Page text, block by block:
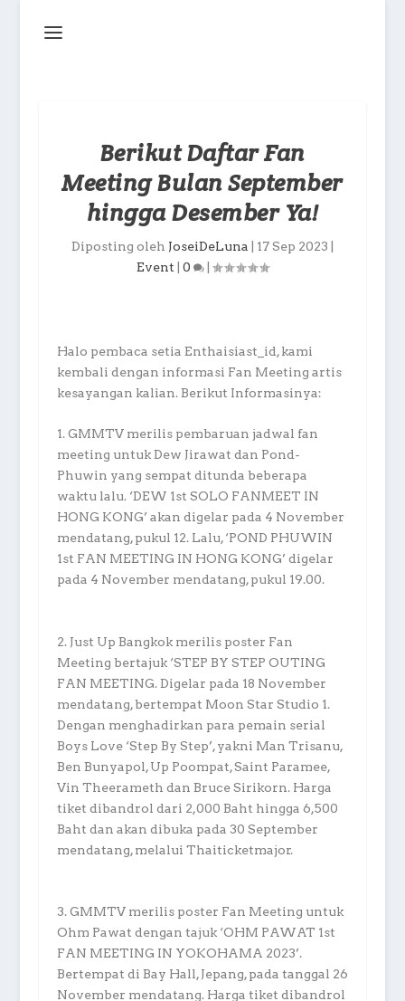
Berikut Daftar Fan
Meeting Bulan September
hingga Desember Ya!
Diposting oleh JoseiDeLuna 17 Sep 2023
Event
0 |
Halo pembaca setia Enthaisiast_id, kami
kembali dengan informasi Fan Meeting artis
kesayangan kalian. Berikut Informasinya:
1. GMMTV merilis pembaruan jadwal fan
meeting untuk Dew Jirawat dan Pond-
Phuwin yang sempat ditunda beberapa
waktu lalu. ‘DEW 1st SOLO FANMEET IN
HONG KONG’ akan digelar pada 4 November
mendatang, pukul 12. Lalu, ‘POND PHUWIN
1st FAN MEETING IN HONG KONG’ digelar
pada 4 November mendatang, pukul 19.00.
2. Just Up Bangkok merilis poster Fan
Meeting bertajuk ‘STEP BY STEP OUTING
FAN MEETING. Digelar pada 18 November
mendatang, bertempat Moon Star Studio 1.
Dengan menghadirkan para pemain serial
Boys Love ‘Step By Step’, yakni Man Trisanu,
Ben Bunyapol, Up Poompat, Saint Paramee,
Vin Theerameth dan Bruce Sirikorn. Harga
tiket dibandrol dari 2,000 Baht hingga 6,500
Baht dan akan dibuka pada 30 September
mendatang, melalui Thaiticketmajor.
3. GMMTV merilis poster Fan Meeting untuk
Ohm Pawat dengan tajuk ‘OHM PAWAT 1st
FAN MEETING IN YOKOHAMA 2023’.
Bertempat di Bay Hall, Jepang, pada tanggal 26
November mendatang. Harga tiket dibandrol